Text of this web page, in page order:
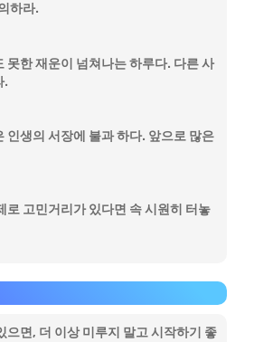
하라.
못한 재운이 넘쳐나는 하루다. 다른 사
.
인생의 서장에 불과 하다. 앞으로 많은
로 고민거리가 있다면 속 시원히 터놓
으면, 더 이상 미루지 말고 시작하기 좋